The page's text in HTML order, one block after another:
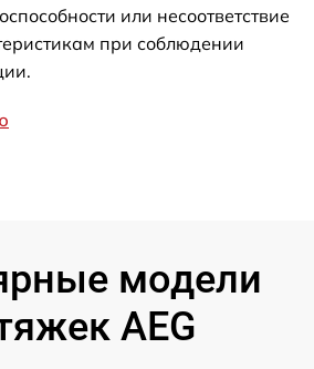
или несоответствие
при соблюдении
модели
AEG